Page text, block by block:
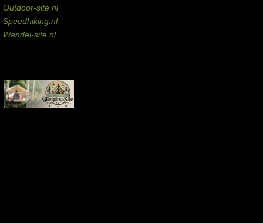
Outdoor-site.nl
Speedhiking.nl
Wandel-site.nl